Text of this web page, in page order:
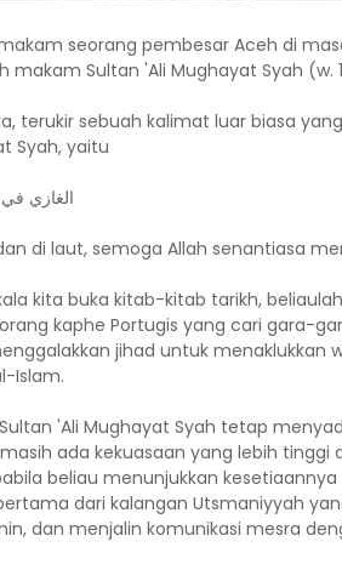
seorang pembesar Aceh di
makam Sultan 'Ali Mughayat Syah (w.
terukir sebuah kalimat luar biasa
Syah, yaitu
الغازي في
di laut, semoga Allah senantiasa
kita buka kitab-kitab tarikh,
kaphe Portugis yang cari gara-
jihad untuk menaklukkan
Islam.
'Ali Mughayat Syah tetap
ada kekuasaan yang lebih tinggi
beliau menunjukkan
dari kalangan Utsmaniyyah
dan menjalin komunikasi mesra